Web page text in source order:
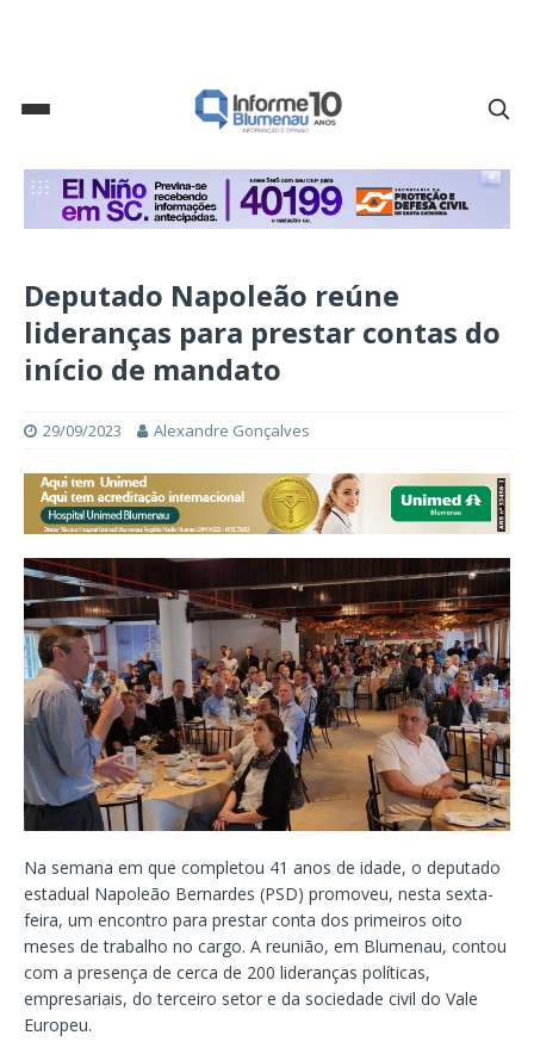
Deputado Napoleão reúne
lideranças para prestar contas do
início de mandato
29/09/2023 Alexandre Gonçalves
Na semana em que completou 41 anos de idade, o deputado
estadual Napoleão Bernardes (PSD) promoveu, nesta sexta-
feira, um encontro para prestar conta dos primeiros oito
meses de trabalho no cargo. A reunião, em Blumenau, contou
com a presença de cerca de 200 lideranças políticas,
empresariais, do terceiro setor e da sociedade civil do Vale
Europeu.